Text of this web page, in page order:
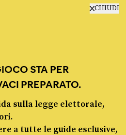
CHIUDI
STA PER
PREPARATO.
sulla legge elettorale,
a tutte le guide esclusive,
Politica 2012 - 2026